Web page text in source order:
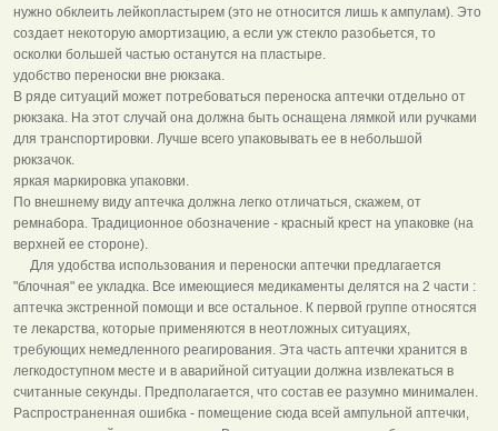
нужно обклеить лейкопластырем (это не относится лишь к ампулам). Это
создает некоторую амортизацию, а если уж стекло разобьется, то
осколки большей частью останутся на пластыре.
удобство переноски вне рюкзака.
В ряде ситуаций может потребоваться переноска аптечки отдельно от
рюкзака. На этот случай она должна быть оснащена лямкой или ручками
для транспортировки. Лучше всего упаковывать ее в небольшой
рюкзачок.
яркая маркировка упаковки.
По внешнему виду аптечка должна легко отличаться, скажем, от
ремнабора. Традиционное обозначение - красный крест на упаковке (на
верхней ее стороне).
Для удобства использования и переноски аптечки предлагается
"блочная" ее укладка. Все имеющиеся медикаменты делятся на 2 части :
аптечка экстренной помощи и все остальное. К первой группе относятся
те лекарства, которые применяются в неотложных ситуациях,
требующих немедленного реагирования. Эта часть аптечки хранится в
легкодоступном месте и в аварийной ситуации должна извлекаться в
считанные секунды. Предполагается, что состав ее разумно минимален.
Распространенная ошибка - помещение сюда всей ампульной аптечки,